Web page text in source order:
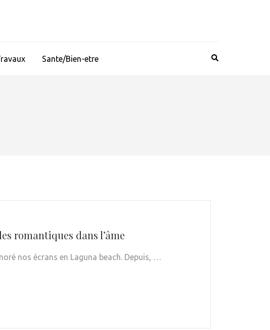
Sante/Bien-etre
romantiques dans l’âme
nos écrans en Laguna beach. Depuis, …